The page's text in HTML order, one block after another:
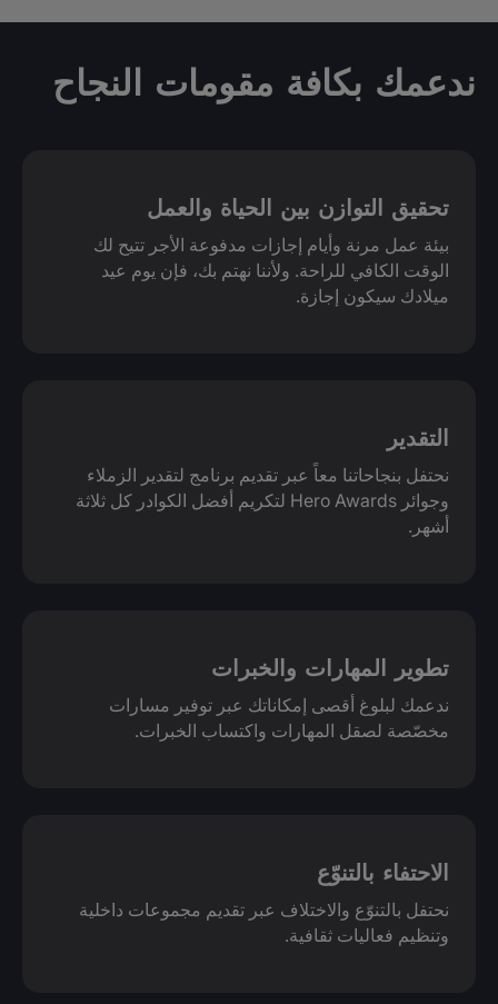
ندعمك بكافة مقومات النجاح
تحقيق التوازن بين الحياة والعمل
بيئة عمل مرنة وأيام إجازات مدفوعة الأجر تتيح لك
الوقت الكافي للراحة. ولأننا نهتم بك، فإن يوم عيد
ميلادك سيكون إجازة.
التقدير
نحتفل بنجاحاتنا معاً عبر تقديم برنامج لتقدير الزملاء
وجوائر Hero Awards لتكريم أفضل الكوادر كل ثلاثة
أشهر.
تطوير المهارات والخبرات
ندعمك لبلوغ أقصى إمكاناتك عبر توفير مسارات
مخصّصة لصقل المهارات واكتساب الخبرات.
الاحتفاء بالتنوّع
نحتفل بالتنوّع والاختلاف عبر تقديم مجموعات داخلية
وتنظيم فعاليات ثقافية.